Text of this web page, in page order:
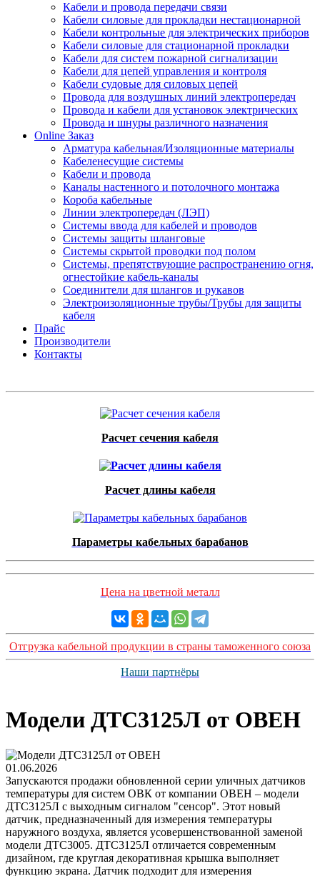
Кабели и провода передачи связи
Кабели силовые для прокладки нестационарной
Кабели контрольные для электрических приборов
Кабели силовые для стационарной прокладки
Кабели для систем пожарной сигнализации
Кабели для цепей управления и контроля
Кабели судовые для силовых цепей
Провода для воздушных линий электропередач
Провода и кабели для установок электрических
Провода и шнуры различного назначения
Online Заказ
Арматура кабельная/Изоляционные материалы
Кабеленесущие системы
Кабели и провода
Каналы настенного и потолочного монтажа
Короба кабельные
Линии электропередач (ЛЭП)
Системы ввода для кабелей и проводов
Системы защиты шланговые
Системы скрытой проводки под полом
Системы, препятствующие распространению огня,
огнестойкие кабель-каналы
Соединители для шлангов и рукавов
Электроизоляционные трубы/Трубы для защиты
кабеля
Прайс
Производители
Контакты
Расчет сечения кабеля
Расчет длины кабеля
Параметры кабельных барабанов
Цена на цветной металл
Отгрузка кабельной продукции в страны таможенного союза
Наши партнёры
Модели ДТС3125Л от ОВЕН
01.06.2026
Запускаются продажи обновленной серии уличных датчиков
температуры для систем ОВК от компании ОВЕН – модели
ДТС3125Л с выходным сигналом "сенсор". Этот новый
датчик, предназначенный для измерения температуры
наружного воздуха, является усовершенствованной заменой
модели ДТС3005. ДТС3125Л отличается современным
дизайном, где круглая декоративная крышка выполняет
функцию экрана. Датчик подходит для измерения